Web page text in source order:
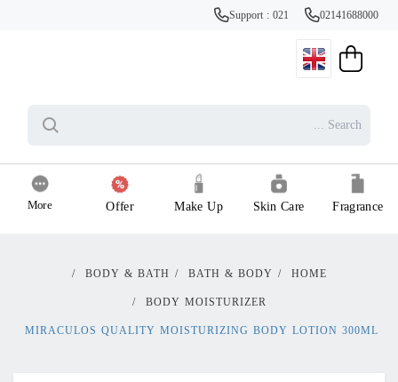
Support : 021 02141688000
Fragrance
Skin Care
Make Up
Offer
More
HOME
/
BATH & BODY
/
BODY & BATH
/
BODY MOISTURIZER
/
MIRACULOS QUALITY MOISTURIZING BODY LOTION 300ML